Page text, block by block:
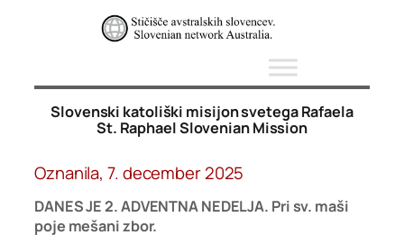
Slovenski katoliški misijon svetega Rafaela
St. Raphael Slovenian Mission
Oznanila, 7. december 2025
DANES JE 2. ADVENTNA NEDELJA. Pri sv. maši
poje mešani zbor.